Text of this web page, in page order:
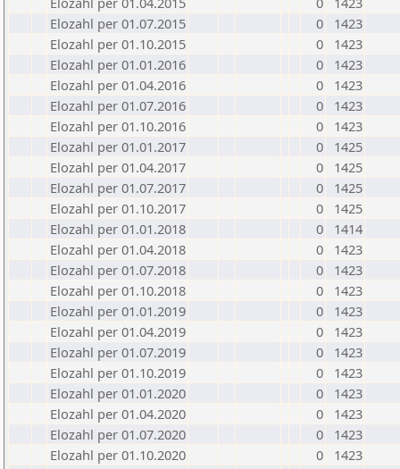
Elozahl per 01.07.2015
0
1423
Elozahl per 01.10.2015
0
1423
Elozahl per 01.01.2016
0
1423
Elozahl per 01.04.2016
0
1423
Elozahl per 01.07.2016
0
1423
Elozahl per 01.10.2016
0
1423
Elozahl per 01.01.2017
0
1425
Elozahl per 01.04.2017
0
1425
Elozahl per 01.07.2017
0
1425
Elozahl per 01.10.2017
0
1425
Elozahl per 01.01.2018
0
1414
Elozahl per 01.04.2018
0
1423
Elozahl per 01.07.2018
0
1423
Elozahl per 01.10.2018
0
1423
Elozahl per 01.01.2019
0
1423
Elozahl per 01.04.2019
0
1423
Elozahl per 01.07.2019
0
1423
Elozahl per 01.10.2019
0
1423
Elozahl per 01.01.2020
0
1423
Elozahl per 01.04.2020
0
1423
Elozahl per 01.07.2020
0
1423
Elozahl per 01.10.2020
0
1423